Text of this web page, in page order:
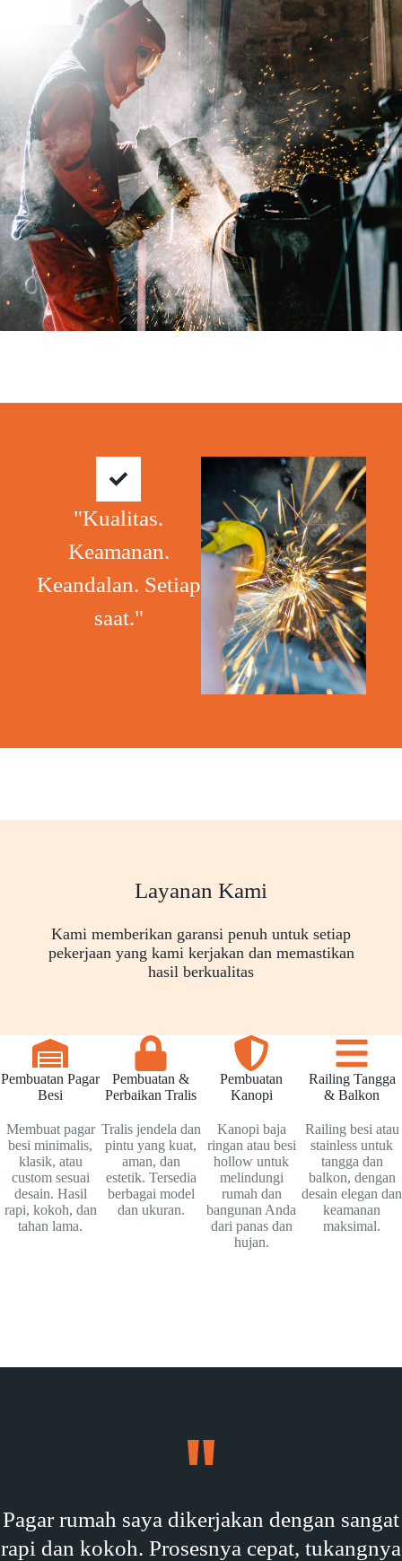
"Kualitas.
Keamanan.
Keandalan. Setiap
saat."
Layanan Kami
Kami memberikan garansi penuh untuk setiap
pekerjaan yang kami kerjakan dan memastikan
hasil berkualitas
Pembuatan Pagar
Besi
Membuat pagar
besi minimalis,
klasik, atau
custom sesuai
desain. Hasil
rapi, kokoh, dan
tahan lama.
Pembuatan &
Perbaikan Tralis
Tralis jendela dan
pintu yang kuat,
aman, dan
estetik. Tersedia
berbagai model
dan ukuran.
Pembuatan
Kanopi
Kanopi baja
ringan atau besi
hollow untuk
melindungi
rumah dan
bangunan Anda
dari panas dan
hujan.
Railing Tangga
& Balkon
Railing besi atau
stainless untuk
tangga dan
balkon, dengan
desain elegan dan
keamanan
maksimal.
Pagar rumah saya dikerjakan dengan sangat
rapi dan kokoh. Prosesnya cepat, tukangnya